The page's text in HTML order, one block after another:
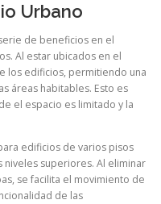
Urbano
de beneficios en el
Al estar ubicados en el
los edificios, permitiendo una
áreas habitables. Esto es
el espacio es limitado y la
edificios de varios pisos
superiores. Al eliminar
se facilita el movimiento de
de las